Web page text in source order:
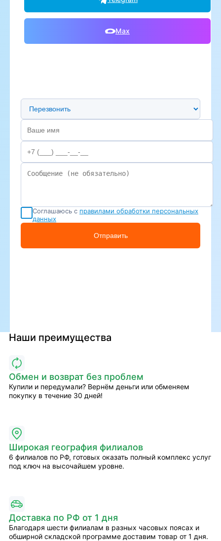
Max
Предпочтительный способ связи
Соглашаюсь с правилами обработки персональных
данных
Отправить
Наши преимущества
Обмен и возврат без проблем
Купили и передумали? Вернём деньги или обменяем
покупку в течение 30 дней!
Широкая география филиалов
6 филиалов по РФ, готовых оказать полный комплекс услуг
под ключ на высочайшем уровне.
Доставка по РФ от 1 дня
Благодаря шести филиалам в разных часовых поясах и
обширной складской программе доставим товар от 1 дня.